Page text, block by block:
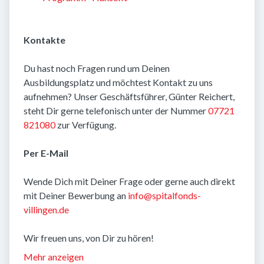
Kontakte
Du hast noch Fragen rund um Deinen
Ausbildungsplatz und möchtest Kontakt zu uns
aufnehmen? Unser Geschäftsführer, Günter Reichert,
steht Dir gerne telefonisch unter der Nummer07721
821080zur Verfügung.
Per E-Mail
Wende Dich mit Deiner Frage oder gerne auch direkt
mit Deiner Bewerbung an info@spitalfonds-
villingen.de
Wir freuen uns, von Dir zu hören!
Mehr anzeigen